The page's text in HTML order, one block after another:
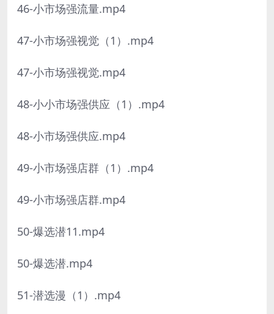
46-小市场强流量.mp4
47-小市场强视觉（1）.mp4
47-小市场强视觉.mp4
48-小小市场强供应（1）.mp4
48-小市场强供应.mp4
49-小市场强店群（1）.mp4
49-小市场强店群.mp4
50-爆选潜11.mp4
50-爆选潜.mp4
51-潜选漫（1）.mp4